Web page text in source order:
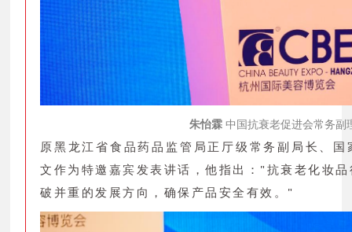
朱怡霖中国抗衰老促进会常务副
原黑龙江省食品药品监管局正厅级常务副局长、
文作为特邀嘉宾发表讲话，他指出："抗衰老化妆
破并重的发展方向，确保产品安全有效。"